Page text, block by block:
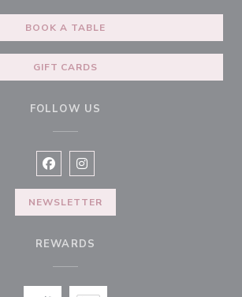
BOOK A TABLE
GIFT CARDS
FOLLOW US
Facebook ((opens in a new
Instagram ((opens in a new
NEWSLETTER
REWARDS